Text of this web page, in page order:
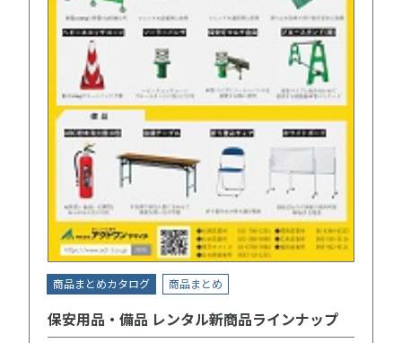
商品まとめカタログ 商品まとめ
保安用品・備品 レンタル新商品ラインナップ